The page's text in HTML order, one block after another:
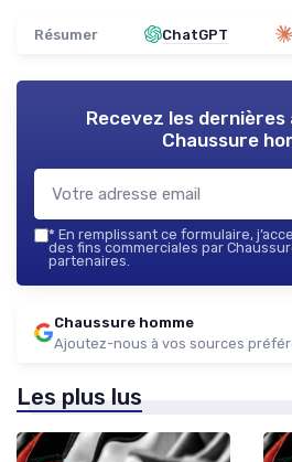
Résumer ChatGPT
Recevez les
Chaussure
* En remplissant ce formulaire,
des fins commerciales par
partenaires.
Chaussure homme
Ajoutez-nous à vos sources
Les plus lus